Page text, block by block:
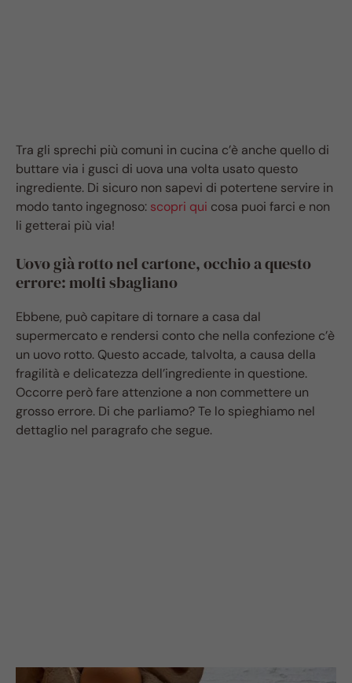
Tra gli sprechi più comuni in cucina c’è anche quello di
buttare via i gusci di uova una volta usato questo
ingrediente. Di sicuro non sapevi di potertene servire in
modo tanto ingegnoso: scopri qui cosa puoi farci e non
li getterai più via!
Uovo già rotto nel cartone, occhio a questo
errore: molti sbagliano
Ebbene, può capitare di tornare a casa dal
supermercato e rendersi conto che nella confezione c’è
un uovo rotto. Questo accade, talvolta, a causa della
fragilità e delicatezza dell’ingrediente in questione.
Occorre però fare attenzione a non commettere un
grosso errore. Di che parliamo? Te lo spieghiamo nel
dettaglio nel paragrafo che segue.